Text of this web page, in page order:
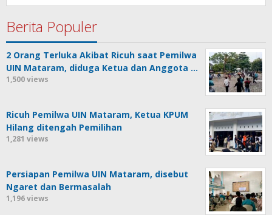
Berita Populer
2 Orang Terluka Akibat Ricuh saat Pemilwa
UIN Mataram, diduga Ketua dan Anggota …
1,500 views
Ricuh Pemilwa UIN Mataram, Ketua KPUM
Hilang ditengah Pemilihan
1,281 views
Persiapan Pemilwa UIN Mataram, disebut
Ngaret dan Bermasalah
1,196 views